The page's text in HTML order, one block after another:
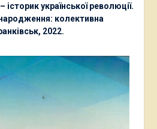
української революції.
колективна
2022.